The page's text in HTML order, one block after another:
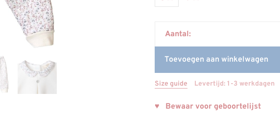
Aantal:
Toevoegen aan winkelwagen
Size guide Levertijd: 1-3 werkdagen
♥ Bewaar voor geboortelijst